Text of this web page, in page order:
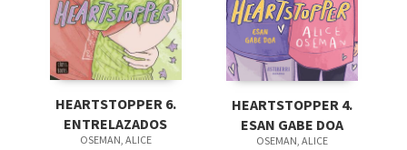
HEARTSTOPPER 6.
ENTRELAZADOS
OSEMAN, ALICE
HEARTSTOPPER 4.
ESAN GABE DOA
OSEMAN, ALICE